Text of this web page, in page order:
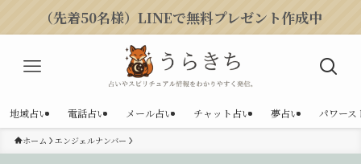
（先着50名様）LINEで無料プレゼント作成中
地域占い 電話占い メール占い チャット占い 夢占い パワース
ホーム エンジェルナンバー